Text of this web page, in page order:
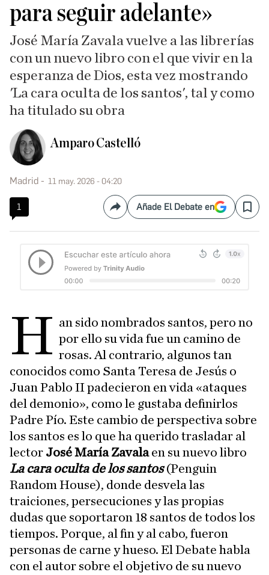
para seguir adelante»
José María Zavala vuelve a las librerías
con un nuevo libro con el que vivir en la
esperanza de Dios, esta vez mostrando
'La cara oculta de los santos', tal y como
ha titulado su obra
Amparo Castelló
Madrid 11 may. 2026 - 04:20
1 CompartirAñade El Debate en Save
H an sido nombrados santos, pero no
por ello su vida fue un camino de
rosas. Al contrario, algunos tan
conocidos como Santa Teresa de Jesús o
Juan Pablo II padecieron en vida «ataques
del demonio», como le gustaba definirlos
Padre Pío. Este cambio de perspectiva sobre
los santos es lo que ha querido trasladar al
lector José María Zavalaen su nuevo libro
La cara oculta de los santos(Penguin
Random House), donde desvela las
traiciones, persecuciones y las propias
dudas que soportaron 18 santos de todos los
tiempos. Porque, al fin y al cabo, fueron
personas de carne y hueso. El Debate habla
con el autor sobre el objetivo de su nuevo